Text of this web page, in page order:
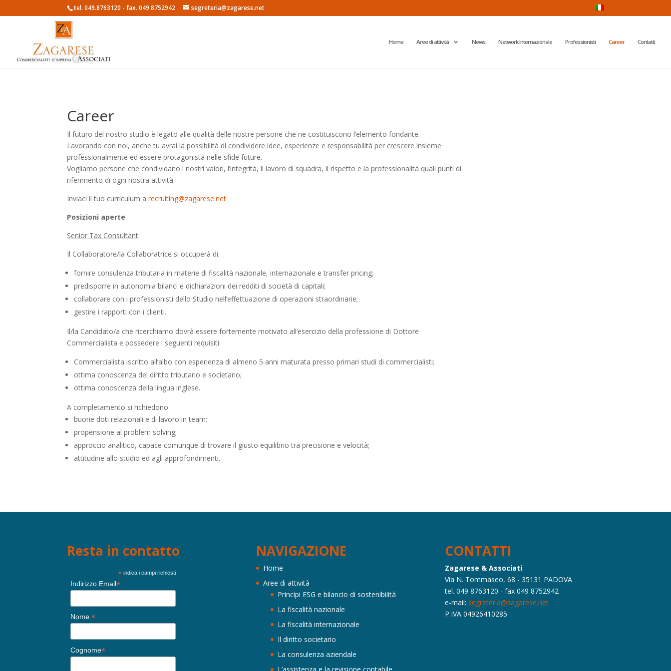
tel. 049.8763120 - fax. 049.8752942 segreteria@zagarese.net
Home Aree di attività News Network Internazionale Professionisti Career Contatti
Career
Il futuro del nostro studio è legato alle qualità delle nostre persone che ne costituiscono l’elemento fondante.
Lavorando con noi, anche tu avrai la possibilità di condividere idee, esperienze e responsabilità per crescere insieme
professionalmente ed essere protagonista nelle sfide future.
Vogliamo persone che condividano i nostri valori, l’integrità, il lavoro di squadra, il rispetto e la professionalità quali punti di
riferimento di ogni nostra attività.
Inviaci il tuo curriculum arecruiting@zagarese.net
Posizioni aperte
Senior Tax Consultant
Il Collaboratore/la Collaboratrice si occuperà di:
fornire consulenza tributaria in materie di fiscalità nazionale, internazionale e transfer pricing;
predisporre in autonomia bilanci e dichiarazioni dei redditi di società di capitali;
collaborare con i professionisti dello Studio nell’effettuazione di operazioni straordinarie;
gestire i rapporti con i clienti.
Il/la Candidato/a che ricerchiamo dovrà essere fortemente motivato all’esercizio della professione di Dottore
Commercialista e possedere i seguenti requisiti:
Commercialista iscritto all’albo con esperienza di almeno 5 anni maturata presso primari studi di commercialisti;
ottima conoscenza del diritto tributario e societario;
ottima conoscenza della lingua inglese.
A completamento si richiedono:
buone doti relazionali e di lavoro in team;
propensione al problem solving;
approccio analitico, capace comunque di trovare il giusto equilibrio tra precisione e velocità;
attitudine allo studio ed agli approfondimenti.
Resta in contatto
*indica i campi richiesti
Indirizzo Email*
Nome*
Cognome*
NAVIGAZIONE
Home
Aree di attività
Principi ESG e bilancio di sostenibilità
La fiscalità nazionale
La fiscalità internazionale
Il diritto societario
La consulenza aziendale
CONTATTI
Zagarese & Associati
Via N. Tommaseo, 68 - 35131 PADOVA
tel. 049 8763120 - fax 049 8752942
e-mail: segreteria@zagarese.net
P.IVA 04926410285